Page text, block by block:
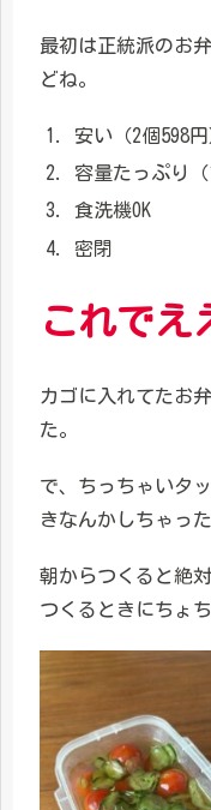
最初は正統派のお
どね。
安い（2個598円
容量たっぷり（
食洗機OK
密閉
これでえ
カゴに入れてたお
た。
で、ちっちゃいタ
きなんかしちゃった
朝からつくると絶
つくるときにちょ